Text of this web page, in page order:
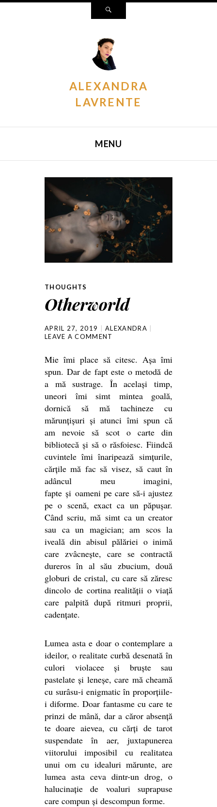
ALEXANDRA
LAVRENTE
MENU
THOUGHTS
Otherworld
APRIL 27, 2019
ALEXANDRA
LEAVE A COMMENT
Mie îmi place să citesc. Așa îmi
spun. Dar de fapt este o metodă de
a mă sustrage. În același timp,
uneori îmi simt mintea goală,
dornică să mă tachineze cu
mărunțișuri și atunci îmi spun că
am nevoie să scot o carte din
bibliotecă și să o răsfoiesc. Fiindcă
cuvintele îmi înaripează simțurile,
cărțile mă fac să visez, să caut în
adâncul meu imagini,
fapte și oameni pe care să-i ajustez
pe o scenă, exact ca un păpușar.
Când scriu, mă simt ca un creator
sau ca un magician; am scos la
iveală din abisul pălăriei o inimă
care zvâcnește, care se contractă
dureros în al său zbucium, două
globuri de cristal, cu care să zăresc
dincolo de cortina realității o viață
care palpită după ritmuri proprii,
cadențate.
Lumea asta e doar o contemplare a
ideilor, o realitate curbă desenată în
culori violacee și bruște sau
pastelate și leneșe, care mă cheamă
cu surâsu-i enigmatic în proporțiile-
i diforme. Doar fantasme cu care te
prinzi de mână, dar a căror absență
te doare aievea, cu cărți de tarot
suspendate în aer, juxtapunerea
viitorului imposibil cu realitatea
unui om cu idealuri mărunte, are
lumea asta ceva dintr-un drog, o
halucinație de voaluri suprapuse
care compun și descompun forme.